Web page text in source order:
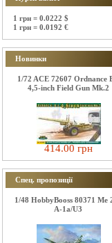
1 грн = 0.0222 $
1 грн = 0.0192 €
Новинки
1/72 ACE 72607 Ordnance
4,5-inch Field Gun Mk.2
414.00 грн
Спец. пропозиції
1/48 HobbyBooss 80371 Me
A-1a/U3